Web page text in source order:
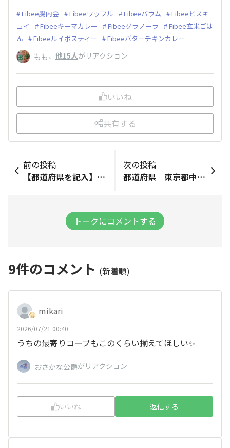
Fibee腸内会 Fibeeワッフル Fibeeバウム
Fibeeビスキ
ュイ
Fibeeキーマカレー Fibeeグラノーラ
Fibee玄米ごは
ん
Fibeeルイボスティー Fibeeバターチキンカレー
もも、 他15人がリアクション
いいね
共有する
前の投稿
【都道府県を記入】東京都みつけたお店：🏪ファミマ!! 東京国際フォーラム店みつけた商品：🧇ワッフル4種類
次の投稿
都道府県 東京都中央区佃みつけたお店：ファミリーマートみつけた商品：むぎゅっとワッフルレモンファミリーマートのレモンの焼き菓子コーナーでむぎゅっとワッフルのレモン味発見💡暑い夏にぴったりなレモン味最高ですねぇトースターで温めて食べるかはたまた凍らせてアイストッピング、蜂蜜かけて蜂蜜レモンも良いですなぁ
トークにコメントする
9件のコメント (新着順)
mikari
2026/07/21 00:40
うちの最寄りコープもこのくらい揃えてほしい✨
おさかな公爵がリアクション
いいね 返信する